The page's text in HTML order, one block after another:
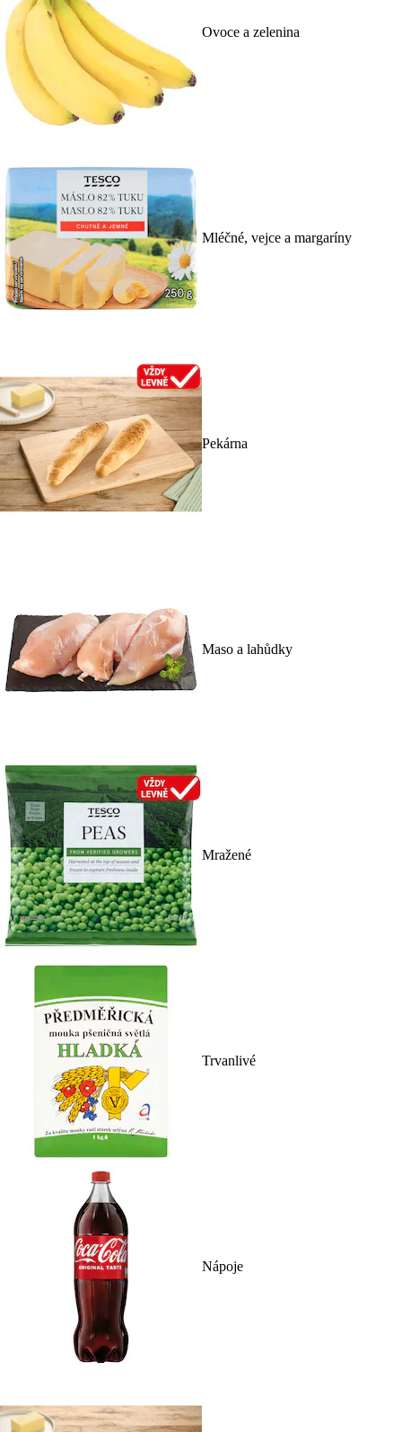
Ovoce a zelenina
Mléčné, vejce a margaríny
Pekárna
Maso a lahůdky
Mražené
Trvanlivé
Nápoje